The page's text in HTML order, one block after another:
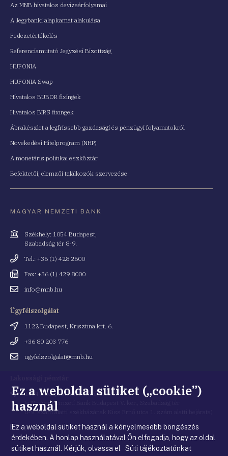
Az MNB hivatalos devizaárfolyamai
A Jegybanki alapkamat alakulása
Fedezetértékelés
Referenciamutató Jegyzési Bizottság
HUFONIA
HUFONIA Swap
Hivatalos BUBOR fixingek
Hivatalos BIRS fixingek
Ábrakészlet a legfrissebb gazdasági és pénzügyi folyamatokról
Növekedési Hitelprogram (NHP)
A monetáris politikai eszköztár
Befektetői, elemzői találkozók szervezése
MAGYAR NEMZETI BANK
Cím
Székhely: 1054 Budapest,
Szabadság tér 8-9.
Telefonszám
Tel.: +36 (1) 428 2600
Fax
Fax: +36 (1) 429 8000
Emailinfo@mnb.hu
Ügyfélszolgálat
Cím
1122 Budapest, Krisztina krt. 6.
Telefonszám
+36 80 203 776
Emailugyfelszolgalat@mnb.hu
Cím 1054 Budapest, Kiss Ernő utca 1.
(a Magyar Nemzeti Bank Budapest V. ker., Szabadság tér
8-9. szám alatti székházának Kiss Ernő utca 1. szám alatti bejárata)
Email
cím
penztar@mnb.hu
Ez a weboldal sütiket („cookie”)
használ
Ez a weboldal sütiket használ a kényelmesebb böngészés
érdekében. A honlap használatával Ön elfogadja, hogy az oldal
sütiket használ. Kérjük, olvassa el Süti tájékoztatónkat